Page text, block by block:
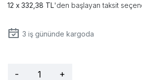
332,38 TL'den başlayan taksit
3 iş gününde kargoda
- +